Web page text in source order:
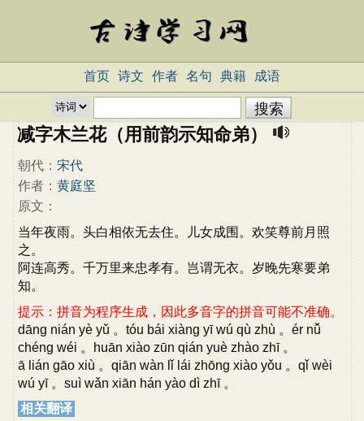
首页 诗文 作者 名句 典籍 成语
减字木兰花（用前韵示知命弟）
朝代： 宋代
作者： 黄庭坚
原文：
当年夜雨。头白相依无去住。儿女成围。欢笑尊前月照
之。
阿连高秀。千万里来忠孝有。岂谓无衣。岁晚先寒要弟
知。
提示：拼音为程序生成，因此多音字的拼音可能不准确。
dāng nián yè yǔ 。tóu bái xiàng yī wú qù zhù 。ér nǚ
chéng wéi 。huān xiào zūn qián yuè zhào zhī 。
ā lián gāo xiù 。qiān wàn lǐ lái zhōng xiào yǒu 。qǐ wèi
wú yī 。suì wǎn xiān hán yào dì zhī 。
相关翻译